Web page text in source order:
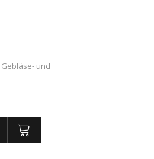
Gebläse- und